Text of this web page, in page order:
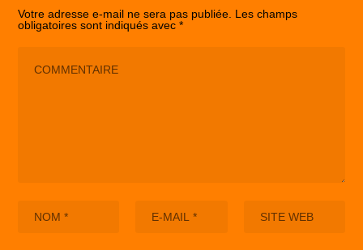
Votre adresse e-mail ne sera pas publiée. Les champs
obligatoires sont indiqués avec*